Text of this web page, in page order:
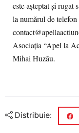
este așteptat și
la numărul de
Asociația “Apel la
Mihai Huzău.
Distribuie: